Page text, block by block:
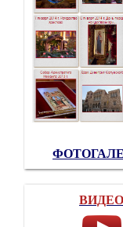
ВИДЕО